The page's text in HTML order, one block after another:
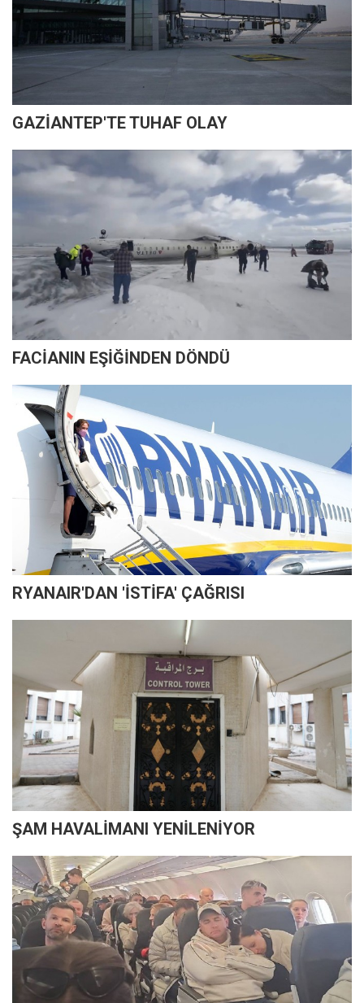
GAZİANTEP'TE TUHAF OLAY
FACİANIN EŞİĞİNDEN DÖNDÜ
RYANAIR'DAN 'İSTİFA' ÇAĞRISI
ŞAM HAVALİMANI YENİLENİYOR